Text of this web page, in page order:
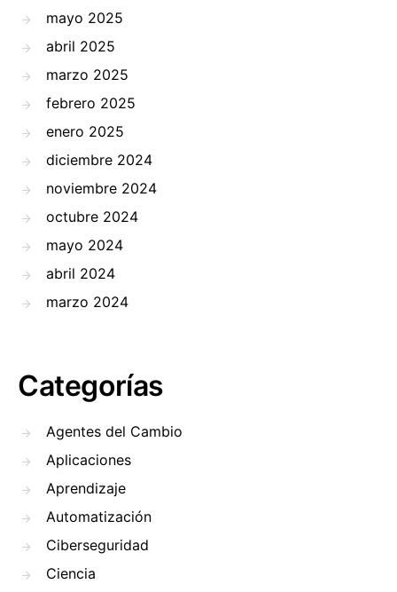
mayo 2025
abril 2025
marzo 2025
febrero 2025
enero 2025
diciembre 2024
noviembre 2024
octubre 2024
mayo 2024
abril 2024
marzo 2024
Categorías
Agentes del Cambio
Aplicaciones
Aprendizaje
Automatización
Ciberseguridad
Ciencia